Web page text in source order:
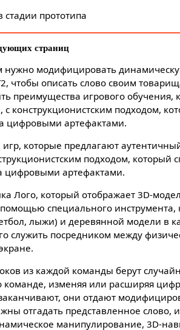
стадии прототипа
страниц
нужно модифицировать
чтобы описать слово своим
преимущества игрового обучения,
конструкционистским подходом,
цифровыми артефактами.
которые предлагают
подходом, который
цифровыми артефактами.
Лого, который отображает 3D-
специального инструмента,
лыжи) и деревянной модели в
служить посредником между
из каждой команды берут
изменяя или расширяя
они отдают
отгадать представленное слово,
манипулирование, 3D-